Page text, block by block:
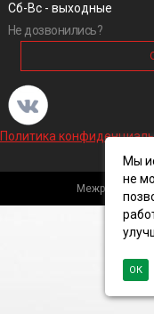
Сб-Вс - выходные
Не дозвонились?
Политика
Мы
не
ОК